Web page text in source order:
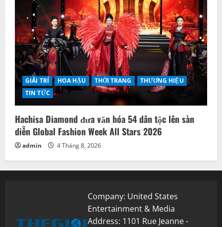
GIẢI TRÍ HOA HẬU THỜI TRANG
THƯƠNG HIỆU
TIN TỨC
Hachisa Diamond đưa văn hóa 54 dân tộc lên sàn
diễn Global Fashion Week All Stars 2026
admin 4 Tháng 8, 2026
Company: United States
Entertainment & Media
Address: 1101 Rue Jeanne -